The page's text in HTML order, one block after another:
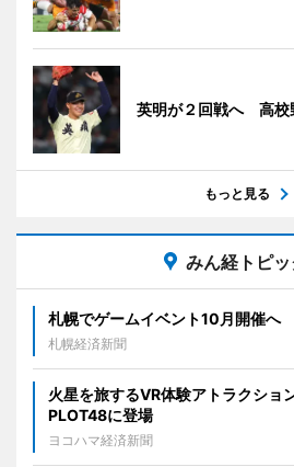
英明が２回戦へ 高校
もっと見る
みん経トピ
札幌でゲームイベント10月開催へ
札幌経済新聞
火星を旅するVR体験アトラクシ
PLOT48に登場
ヨコハマ経済新聞